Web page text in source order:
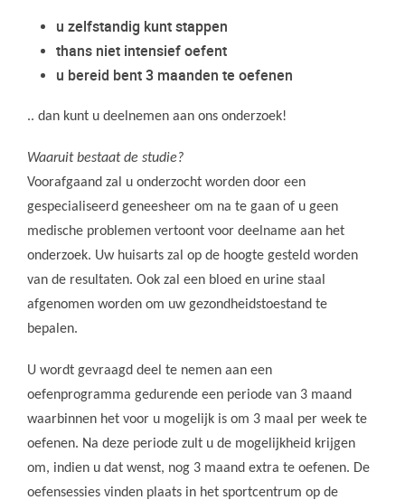
u zelfstandig kunt stappen
thans niet intensief oefent
u bereid bent 3 maanden te oefenen
.. dan kunt u deelnemen aan ons onderzoek!
Waaruit bestaat de studie?
Voorafgaand zal u onderzocht worden door een
gespecialiseerd geneesheer om na te gaan of u geen
medische problemen vertoont voor deelname aan het
onderzoek. Uw huisarts zal op de hoogte gesteld worden
van de resultaten. Ook zal een bloed en urine staal
afgenomen worden om uw gezondheidstoestand te
bepalen.
U wordt gevraagd deel te nemen aan een
oefenprogramma gedurende een periode van 3 maand
waarbinnen het voor u mogelijk is om 3 maal per week te
oefenen. Na deze periode zult u de mogelijkheid krijgen
om, indien u dat wenst, nog 3 maand extra te oefenen. De
oefensessies vinden plaats in het sportcentrum op de